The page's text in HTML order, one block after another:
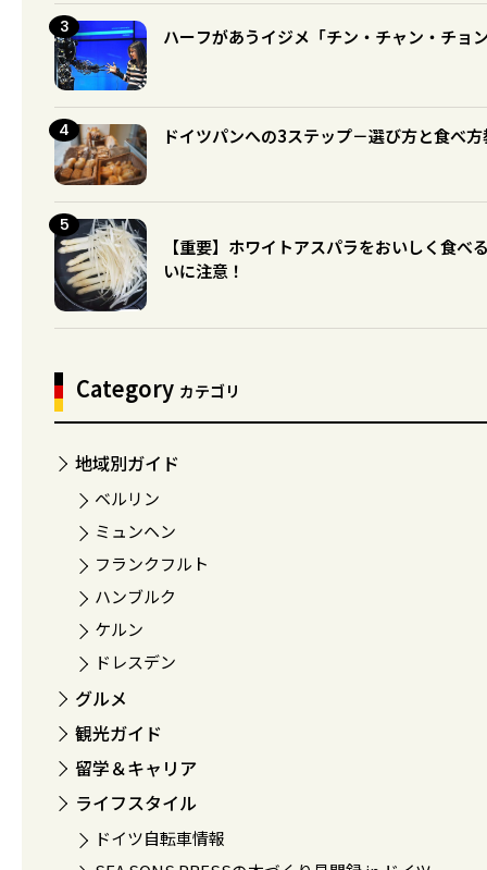
ハーフがあうイジメ「チン・チャン・チョ
ドイツパンへの3ステップ－選び方と食べ
【重要】ホワイトアスパラをおいしく食
いに注意！
Category カテゴリ
地域別ガイド
ベルリン
ミュンヘン
フランクフルト
ハンブルク
ケルン
ドレスデン
グルメ
観光ガイド
留学＆キャリア
ライフスタイル
ドイツ自転車情報